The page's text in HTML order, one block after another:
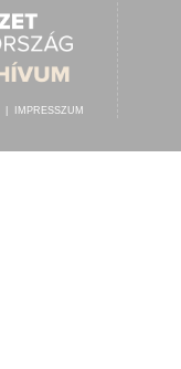
IMPRESSZUM